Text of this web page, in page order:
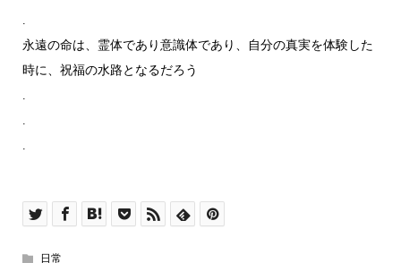
.
永遠の命は、霊体であり意識体であり、自分の真実を体験した
時に、祝福の水路となるだろう
.
.
.
日常